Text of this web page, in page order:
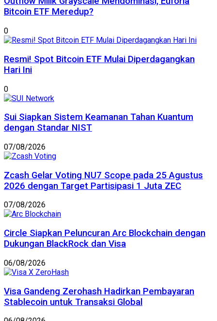
Bitcoin ETF Meredup?
0
Resmi! Spot Bitcoin ETF Mulai Diperdagangkan
Hari Ini
0
Sui Siapkan Sistem Keamanan Tahan Kuantum
dengan Standar NIST
07/08/2026
Zcash Gelar Voting NU7 Scope pada 25 Agustus
2026 dengan Target Partisipasi 1 Juta ZEC
07/08/2026
Circle Siapkan Peluncuran Arc Blockchain dengan
Dukungan BlackRock dan Visa
06/08/2026
Visa Gandeng Zerohash Hadirkan Pembayaran
Stablecoin untuk Transaksi Global